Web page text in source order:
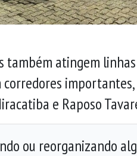
também atingem
importantes,
e Raposo
ou reorganizando